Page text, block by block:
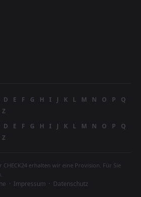
D E F G H I J K L M N O P
Q
Z
D E F G H I J K L M N O P
Q
Z
erhalten wir eine Provision. Für Sie
· Impressum · Datenschutz